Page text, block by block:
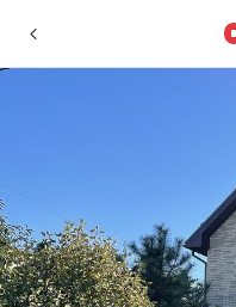
г. Краснодар
Избранное
0 объявлений